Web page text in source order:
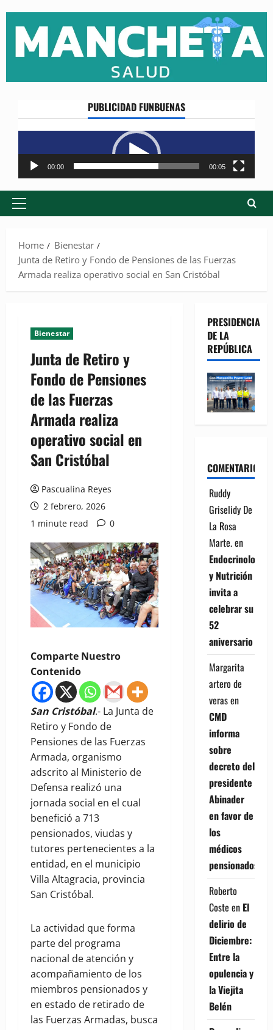
content
PUBLICIDAD FUNBUENAS
Reproductor
de
vídeo
00:00 00:05
Primary
Home
Bienestar
Junta de Retiro y Fondo de Pensiones de las Fuerzas
Armada realiza operativo social en San Cristóbal
Bienestar
Junta de Retiro y
Fondo de Pensiones
de las Fuerzas
Armada realiza
operativo social en
San Cristóbal
Pascualina Reyes
2 febrero, 2026
1 minute read
0
Comparte Nuestro
Contenido
San Cristóbal.- La Junta de
Retiro y Fondo de
Pensiones de las Fuerzas
Armada, organismo
adscrito al Ministerio de
Defensa realizó una
jornada social en el cual
benefició a 713
pensionados, viudas y
tutores pertenecientes a la
entidad, en el municipio
Villa Altagracia, provincia
San Cristóbal.
La actividad que forma
parte del programa
nacional de atención y
acompañamiento de los
miembros pensionados y
en estado de retirado de
las Fuerzas Armadas, busca
PRESIDENCIA
DE LA
REPÚBLICA
COMENTARIOS
Ruddy
Griselidy De
La Rosa
Marte.en
Endocrinología
y Nutrición
invita a
celebrar su
52
aniversario
Margarita
artero de
verasen
CMD
informa
sobre
decreto del
presidente
Abinader
en favor de
los
médicos
pensionados
Roberto
Coste en El
delirio de
Diciembre:
Entre la
opulencia y
la Viejita
Belén